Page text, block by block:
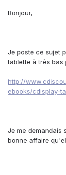
Bonjour,
Je poste ce sujet
tablette à très bas
http://
ebooks/cdisplay-
Je me demandais
bonne affaire